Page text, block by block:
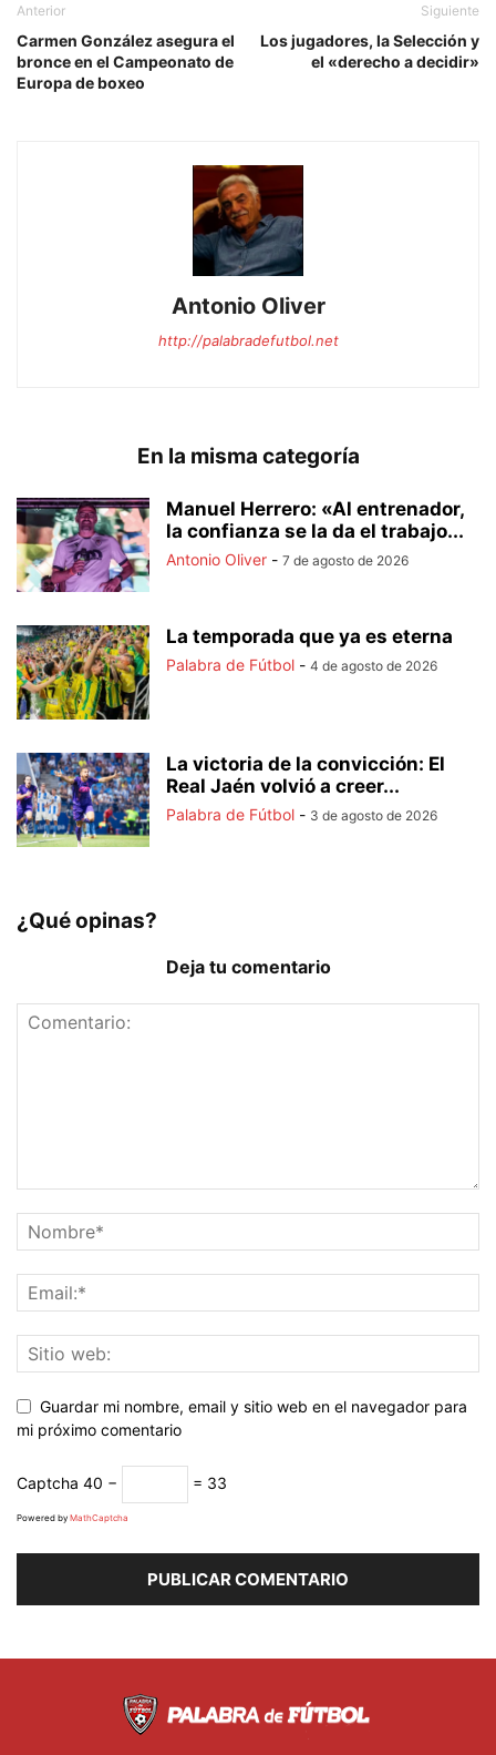
Anterior
Carmen González asegura el
bronce en el Campeonato de
Europa de boxeo
Siguiente
Los jugadores, la Selección y
el «derecho a decidir»
Antonio Oliver
http://palabradefutbol.net
En la misma categoría
Manuel Herrero: «Al entrenador,
la confianza se la da el trabajo...
Antonio Oliver - 7 de agosto de 2026
La temporada que ya es eterna
Palabra de Fútbol - 4 de agosto de 2026
La victoria de la convicción: El
Real Jaén volvió a creer...
Palabra de Fútbol - 3 de agosto de 2026
¿Qué opinas?
Deja tu comentario
Guardar mi nombre, email y sitio web en el navegador para
mi próximo comentario
Captcha 40 − = 33
Powered by MathCaptcha